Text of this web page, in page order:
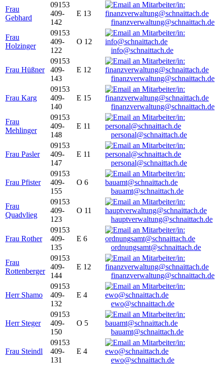
Frau
Gebhard
09153
409-
142
E 13
finanzverwaltung@schnaittach.de
Frau
Holzinger
09153
409-
122
O 12
info@schnaittach.de
Frau Hüßner
09153
409-
143
E 12
finanzverwaltung@schnaittach.de
Frau Karg
09153
409-
140
E 15
finanzverwaltung@schnaittach.de
Frau
Mehlinger
09153
409-
148
E 11
personal@schnaittach.de
Frau Pasler
09153
409-
147
E 11
personal@schnaittach.de
Frau Pfister
09153
409-
155
O 6
bauamt@schnaittach.de
Frau
Quadvlieg
09153
409-
123
O 11
hauptverwaltung@schnaittach.de
Frau Rother
09153
409-
135
E 6
ordnungsamt@schnaittach.de
Frau
Rottenberger
09153
409-
144
E 12
finanzverwaltung@schnaittach.de
Herr Shamo
09153
409-
132
E 4
ewo@schnaittach.de
Herr Steger
09153
409-
150
O 5
bauamt@schnaittach.de
Frau Steindl
09153
409-
131
E 4
ewo@schnaittach.de